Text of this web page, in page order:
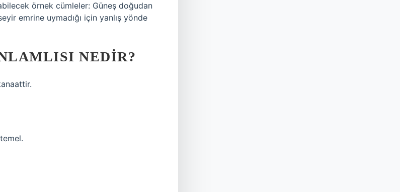
örnek cümleler: Güneş doğudan
emrine uymadığı için yanlış yönde
NEDIR?